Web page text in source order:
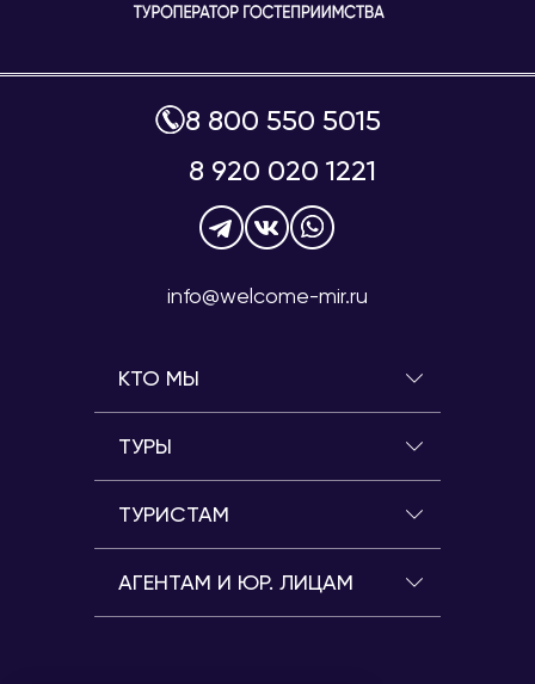
8 800 550 5015
8 920 020 1221
info@welcome-mir.ru
КТО МЫ
ТУРЫ
ТУРИСТАМ
АГЕНТАМ И ЮР. ЛИЦАМ